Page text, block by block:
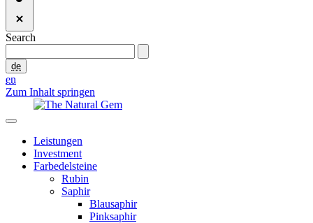
Search
de
en
Zum Inhalt springen
Leistungen
Investment
Farbedelsteine
Rubin
Saphir
Blausaphir
Pinksaphir